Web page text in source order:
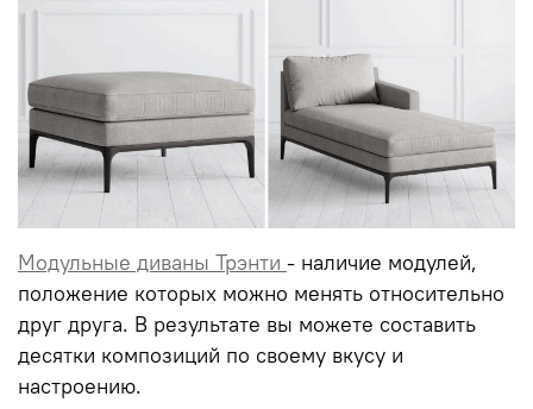
Модульные диваны Трэнти - наличие модулей,
положение которых можно менять относительно
друг друга. В результате вы можете составить
десятки композиций по своему вкусу и
настроению.